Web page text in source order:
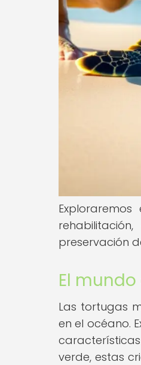
preservación
El
Las tortugas
en el océano.
verde, estas